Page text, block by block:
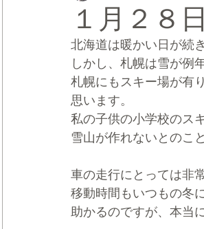
CRMブランディング® デジタル
１月２８
北海道は暖かい日が続
しかし、札幌は雪が例
札幌にもスキー場が有
思います。
私の子供の小学校のス
雪山が作れないとのこ
車の走行にとっては非
移動時間もいつもの冬
助かるのですが、本当